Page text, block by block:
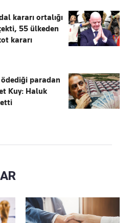
kararı ortalığı
55 ülkeden
kararı
paradan
Kuy: Haluk